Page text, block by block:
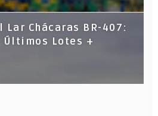
Lar Chácaras BR-407:
Lotes +